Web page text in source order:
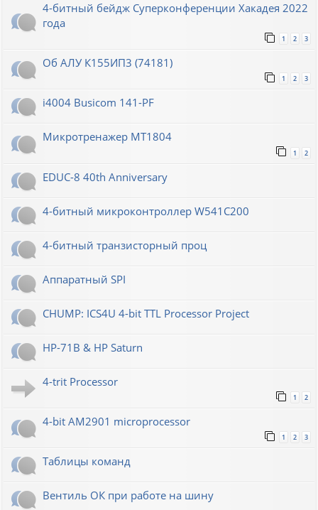
4-битный бейдж Суперконференции Хакадея 2022
года
1 2 3
Об АЛУ К155ИП3 (74181)
1 2 3
i4004 Busicom 141-PF
Микротренажер МТ1804
1 2
EDUC-8 40th Anniversary
4-битный микроконтроллер W541C200
4-битный транзисторный проц
Аппаратный SPI
CHUMP: ICS4U 4-bit TTL Processor Project
HP-71B & HP Saturn
4-trit Processor
1 2
4-bit AM2901 microprocessor
1 2 3
Таблицы команд
Вентиль ОК при работе на шину